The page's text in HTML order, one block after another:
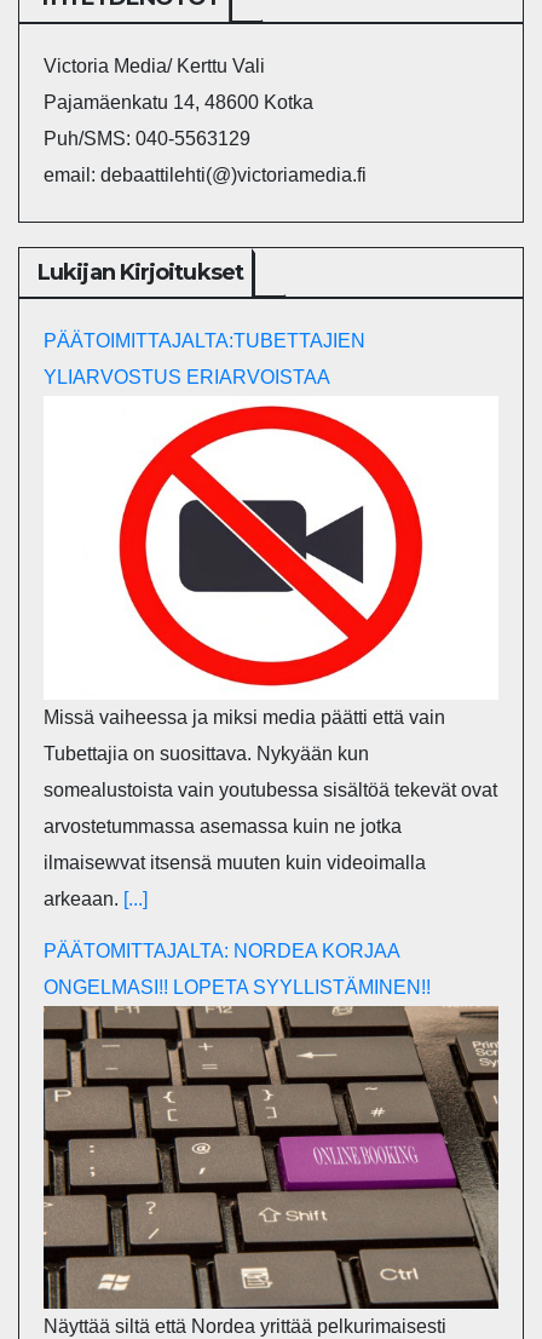
Victoria Media/ Kerttu Vali
Pajamäenkatu 14, 48600 Kotka
Puh/SMS: 040-5563129
email: debaattilehti(@)victoriamedia.fi
Lukijan Kirjoitukset
PÄÄTOIMITTAJALTA:TUBETTAJIEN
YLIARVOSTUS ERIARVOISTAA
Missä vaiheessa ja miksi media päätti että vain
Tubettajia on suosittava. Nykyään kun
somealustoista vain youtubessa sisältöä tekevät ovat
arvostetummassa asemassa kuin ne jotka
ilmaisewvat itsensä muuten kuin videoimalla
arkeaan. [...]
PÄÄTOMITTAJALTA: NORDEA KORJAA
ONGELMASI!! LOPETA SYYLLISTÄMINEN!!
Näyttää siltä että Nordea yrittää pelkurimaisesti